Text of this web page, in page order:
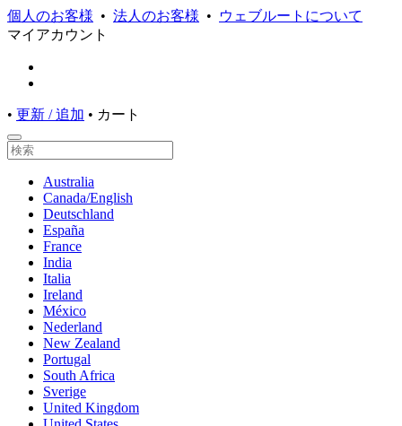
個人のお客様 • 法人のお客様 •
ウェブルートについて
マイアカウント
• 更新 / 追加 • カート
Australia
Canada/English
Deutschland
España
France
India
Italia
Ireland
México
Nederland
New Zealand
Portugal
South Africa
Sverige
United Kingdom